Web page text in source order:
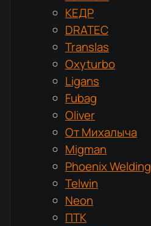
КЕДР
DRATEC
Translas
Oxyturbo
Ligans
Fubag
Oliver
От Михалыча
Migman
Phoenix Welding
Telwin
Neon
ПТК